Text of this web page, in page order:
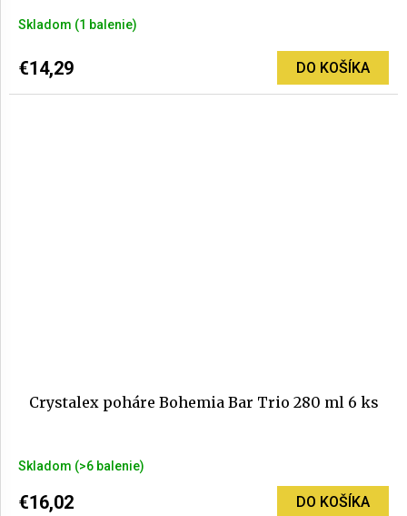
Skladom (1 balenie)
€14,29 DO KOŠÍKA
Crystalex poháre Bohemia Bar Trio 280 ml 6 ks
hodnotenie
produktu
Skladom (>6 balenie)
€16,02 DO KOŠÍKA